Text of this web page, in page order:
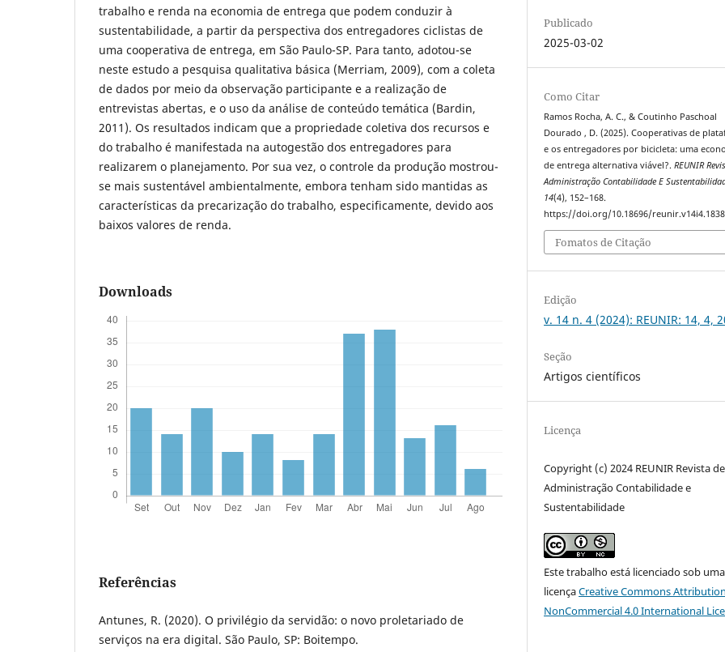
trabalho e renda na economia de entrega que podem conduzir à
sustentabilidade, a partir da perspectiva dos entregadores ciclistas de
uma cooperativa de entrega, em São Paulo-SP. Para tanto, adotou-se
neste estudo a pesquisa qualitativa básica (Merriam, 2009), com a coleta
de dados por meio da observação participante e a realização de
entrevistas abertas, e o uso da análise de conteúdo temática (Bardin,
2011). Os resultados indicam que a propriedade coletiva dos recursos e
do trabalho é manifestada na autogestão dos entregadores para
realizarem o planejamento. Por sua vez, o controle da produção mostrou-
se mais sustentável ambientalmente, embora tenham sido mantidas as
características da precarização do trabalho, especificamente, devido aos
baixos valores de renda.
Downloads
Referências
Antunes, R. (2020). O privilégio da servidão: o novo proletariado de
serviços na era digital. São Paulo, SP: Boitempo.
Publicado
2025-03-02
Como Citar
Ramos Rocha, A. C., & Coutinho Paschoal
Dourado , D. (2025). Cooperativas de
e os entregadores por bicicleta: uma
de entrega alternativa viável?.REUNIR
Administração Contabilidade E
14(4), 152–168.
https://doi.org/10.18696/reunir.v14i4.1838
Fomatos de Citação
Edição
v. 14 n. 4 (2024): REUNIR: 14, 4,
Seção
Artigos científicos
Licença
Copyright (c) 2024 REUNIR Revista de
Administração Contabilidade e
Sustentabilidade
Este trabalho está licenciado sob uma
licençaCreative Commons
NonCommercial 4.0 International